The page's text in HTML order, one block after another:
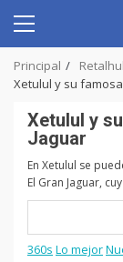
content
Primary
Principal
Xetulul y su
Xetulul y
Jaguar
En Xetulul se
El Gran Jaguar,
360s Lo mejor